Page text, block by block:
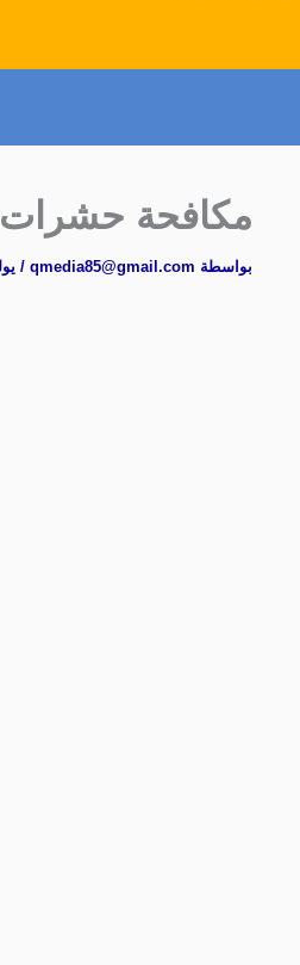
مكافحة حشرات
بواسطة qmedia85@gmail.com
/ يوليو